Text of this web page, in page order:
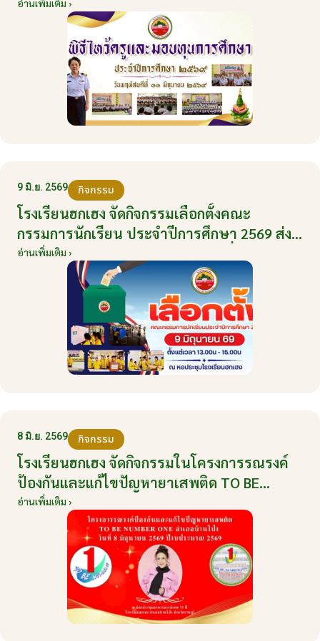
มิถุนายน 2569
อ่านเพิ่มเติม ›
9 มิ.ย. 2569 กิจกรรม
โรงเรียนฮกเฮง จัดกิจกรรมเลือกตั้งคณะ
กรรมการนักเรียน ประจำปีการศึกษา 2569 ส่ง
เสริมประชาธิปไตยในโรงเรียน วันที่ 9 มิถุนายน
อ่านเพิ่มเติม ›
8 มิ.ย. 2569 กิจกรรม
โรงเรียนฮกเฮง จัดกิจกรรมในโครงการรณรงค์
ป้องกันและแก้ไขปัญหายาเสพติด TO BE
NUMBER ONE อำเภอบ้านโป่ง ปีงบประมาณ
2569 ให้กับนักเรียนแกนนำ ในวันที่ 8 มิถุนายน
อ่านเพิ่มเติม ›